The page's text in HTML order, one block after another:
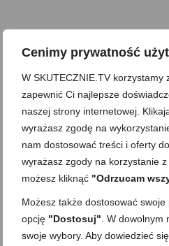
Cenimy prywatność
W SKUTECZNIE.TV korzystamy
zapewnić Ci najlepsze
naszej strony internetowej.
wyrażasz zgodę na
nam dostosować treści i oferty
wyrażasz zgody na korzystanie
możesz kliknąć "Odrzucam
Możesz także dostosować
opcję "Dostosuj" . W
swoje wybory. Aby dowiedzieć